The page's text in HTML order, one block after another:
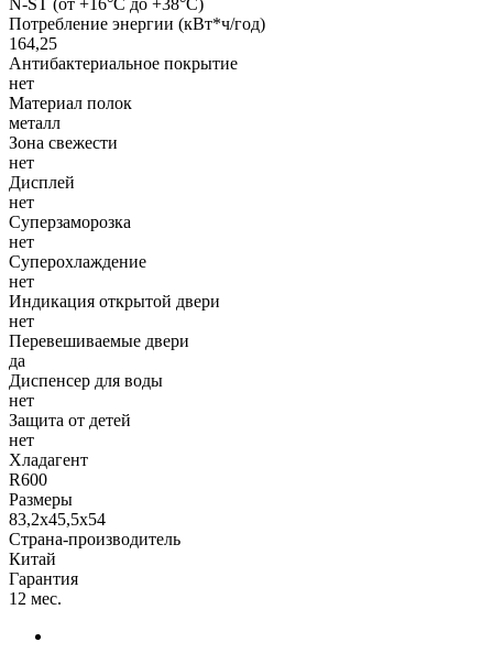
Потребление энергии (кВт*ч/год)
164,25
Антибактериальное покрытие
нет
Материал полок
металл
Зона свежести
нет
Дисплей
нет
Суперзаморозка
нет
Суперохлаждение
нет
Индикация открытой двери
нет
Перевешиваемые двери
да
Диспенсер для воды
нет
Защита от детей
нет
Хладагент
R600
Размеры
83,2x45,5x54
Страна-производитель
Китай
Гарантия
12 мес.